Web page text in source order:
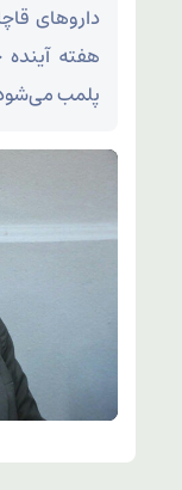
داروهای
هفته
پلمب